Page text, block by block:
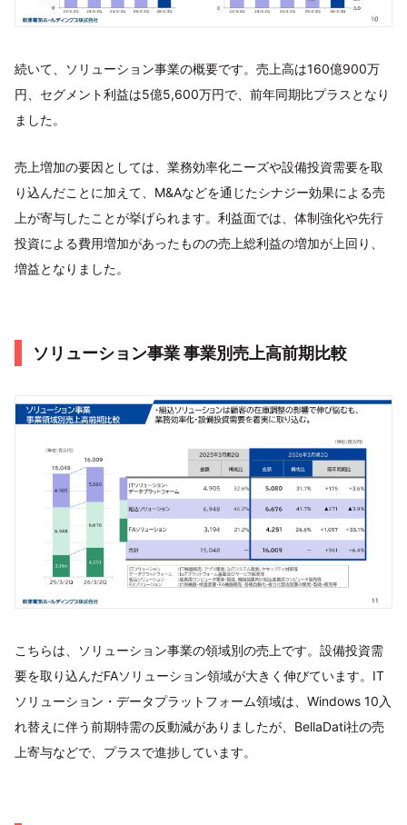
続いて、ソリューション事業の概要です。売上高は160億900万
円、セグメント利益は5億5,600万円で、前年同期比プラスとなり
ました。
売上増加の要因としては、業務効率化ニーズや設備投資需要を取
り込んだことに加えて、M&Aなどを通じたシナジー効果による売
上が寄与したことが挙げられます。利益面では、体制強化や先行
投資による費用増加があったものの売上総利益の増加が上回り、
増益となりました。
ソリューション事業 事業別売上高前期比較
こちらは、ソリューション事業の領域別の売上です。設備投資需
要を取り込んだFAソリューション領域が大きく伸びています。IT
ソリューション・データプラットフォーム領域は、Windows 10入
れ替えに伴う前期特需の反動減がありましたが、BellaDati社の売
上寄与などで、プラスで進捗しています。